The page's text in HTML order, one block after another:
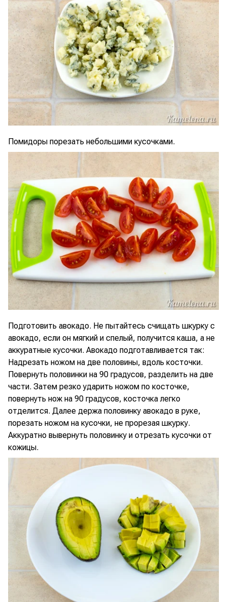
Помидоры порезать небольшими кусочками.
Подготовить авокадо. Не пытайтесь счищать шкурку с
авокадо, если он мягкий и спелый, получится каша, а не
аккуратные кусочки. Авокадо подготавливается так:
Надрезать ножом на две половины, вдоль косточки.
Повернуть половинки на 90 градусов, разделить на две
части. Затем резко ударить ножом по косточке,
повернуть нож на 90 градусов, косточка легко
отделится. Далее держа половинку авокадо в руке,
порезать ножом на кусочки, не прорезая шкурку.
Аккуратно вывернуть половинку и отрезать кусочки от
кожицы.